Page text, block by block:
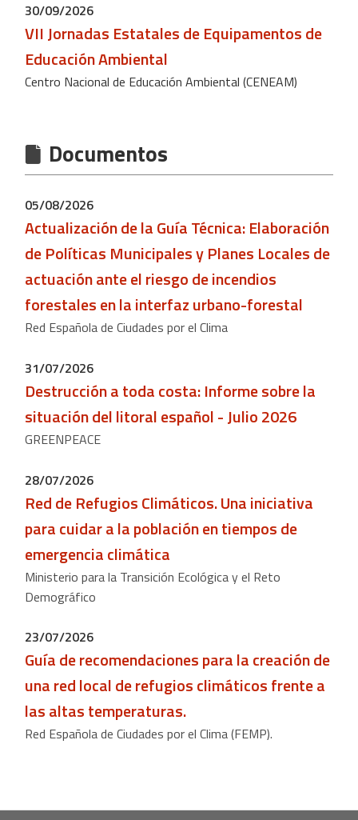
30/09/2026
VII Jornadas Estatales de Equipamentos de
Educación Ambiental
Centro Nacional de Educación Ambiental (CENEAM)
Documentos
05/08/2026
Actualización de la Guía Técnica: Elaboración
de Políticas Municipales y Planes Locales de
actuación ante el riesgo de incendios
forestales en la interfaz urbano-forestal
Red Española de Ciudades por el Clima
31/07/2026
Destrucción a toda costa: Informe sobre la
situación del litoral español - Julio 2026
GREENPEACE
28/07/2026
Red de Refugios Climáticos. Una iniciativa
para cuidar a la población en tiempos de
emergencia climática
Ministerio para la Transición Ecológica y el Reto
Demográfico
23/07/2026
Guía de recomendaciones para la creación de
una red local de refugios climáticos frente a
las altas temperaturas.
Red Española de Ciudades por el Clima (FEMP).